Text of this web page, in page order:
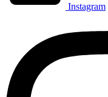
Instagram